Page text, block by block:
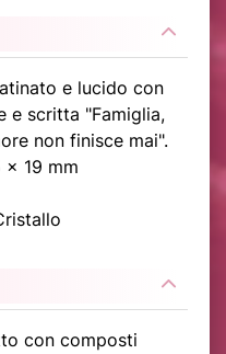
e lucido con
e scritta "Famiglia,
non finisce mai".
x 19 mm
con composti